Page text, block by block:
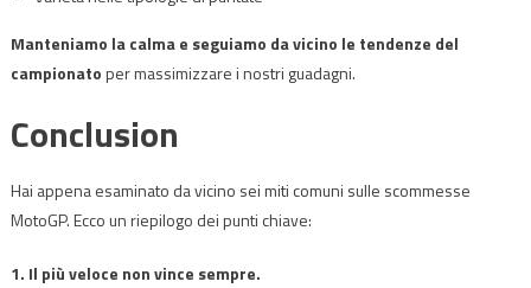
Manteniamo la calma e seguiamo da vicino le tendenze del
campionatoper massimizzare i nostri guadagni.
Conclusion
Hai appena esaminato da vicino sei miti comuni sulle scommesse
MotoGP. Ecco un riepilogo dei punti chiave:
1. Il più veloce non vince sempre.